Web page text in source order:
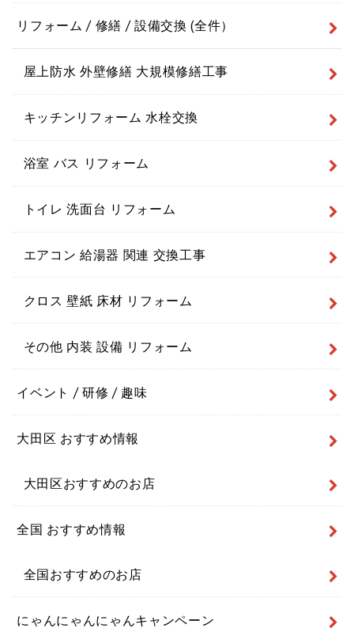
リフォーム / 修繕 / 設備交換 (全件）
屋上防水 外壁修繕 大規模修繕工事
キッチンリフォーム 水栓交換
浴室 バス リフォーム
トイレ 洗面台 リフォーム
エアコン 給湯器 関連 交換工事
クロス 壁紙 床材 リフォーム
その他 内装 設備 リフォーム
イベント / 研修 / 趣味
大田区 おすすめ情報
大田区おすすめのお店
全国 おすすめ情報
全国おすすめのお店
にゃんにゃんにゃんキャンペーン